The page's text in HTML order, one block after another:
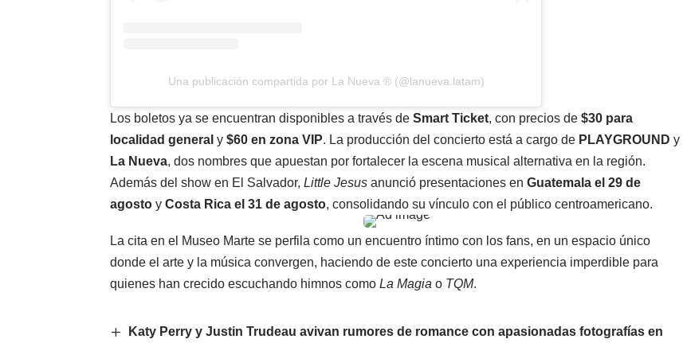
Una publicación compartida por La Nueva ® (@lanueva.latam)
Los boletos ya se encuentran disponibles a través de Smart Ticket, con precios de $30 para
localidad general y $60 en zona VIP. La producción del concierto está a cargo de PLAYGROUND y
La Nueva, dos nombres que apuestan por fortalecer la escena musical alternativa en la región.
Además del show en El Salvador, Little Jesus anunció presentaciones en Guatemala el 29 de
agosto y Costa Rica el 31 de agosto, consolidando su vínculo con el público centroamericano.
La cita en el Museo Marte se perfila como un encuentro íntimo con los fans, en un espacio único
donde el arte y la música convergen, haciendo de este concierto una experiencia imperdible para
quienes han crecido escuchando himnos como La Magia o TQM.
Katy Perry y Justin Trudeau avivan rumores de romance con apasionadas fotografías en